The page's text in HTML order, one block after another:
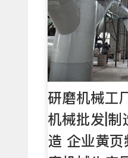
研磨机械工
机械批发|
造 企业黄